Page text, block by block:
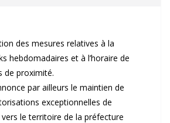
des mesures relatives à la
hebdomadaires et à l’horaire de
de proximité.
par ailleurs le maintien de
exceptionnelles de
le territoire de la préfecture